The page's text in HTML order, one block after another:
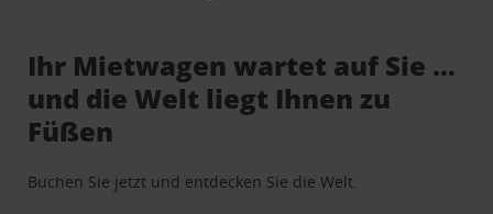
Ihr Mietwagen wartet auf Sie …
und die Welt liegt Ihnen zu
Füßen
Buchen Sie jetzt und entdecken Sie die Welt.